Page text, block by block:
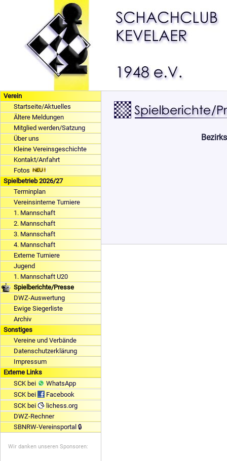
Verein
Startseite/Aktuelles
Ältere Meldungen
Mitglied werden/Satzung
Über uns
Kleine Vereinsgeschichte
Kontakt/Anfahrt
Fotos
Spielbetrieb 2026/27
Terminplan
Vereinsinterne Turniere
1. Mannschaft
2. Mannschaft
3. Mannschaft
4. Mannschaft
Externe Turniere
Jugend
1. Mannschaft U20
Spielberichte/Presse
DWZ-Auswertung
Ewige Siegerliste
Archiv
Sonstiges
Vereine und Verbände
Datenschutzerklärung
Impressum
Externe Links
SCK bei
WhatsApp
SCK bei
Facebook
SCK bei
lichess.org
DWZ-Rechner
SBNRW-Vereinsportal 🔒
Wir danken unseren Sponsoren: